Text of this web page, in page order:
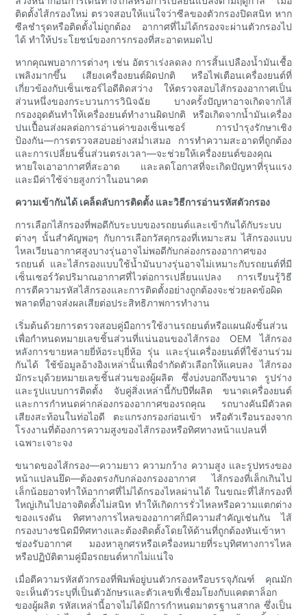
ติดตั้งไส้กรองใหม่ ตรวจสอบให้แน่ใจว่าซีลของตัวกรองปิดสนิท หาก
ซีลชำรุดหรือติดตั้งไม่ถูกต้อง อากาศที่ไม่ได้กรองจะผ่านตัวกรองไป
ได้ ทำให้ประโยชน์ของการกรองที่สะอาดหมดไป
หากคุณพบอาการต่างๆ เช่น อัตราเร่งลดลง การสิ้นเปลืองน้ำมันเชื้อ
เพลิงมากขึ้น เสียงเครื่องยนต์ผิดปกติ หรือไฟเตือนเครื่องยนต์ที่
เกี่ยวข้องกับเซ็นเซอร์ไอดีติดสว่าง ให้ตรวจสอบไส้กรองอากาศเป็น
ส่วนหนึ่งของกระบวนการวินิจฉัย บางครั้งปัญหาอาจเกิดจากไส้
กรองอุดตันทำให้เครื่องยนต์ทำงานผิดปกติ หรือเกิดจากน้ำมันเครื่อง
ปนเปื้อนส่งผลต่อการอ่านค่าของเซ็นเซอร์ การบำรุงรักษาเชิง
ป้องกัน—การตรวจสอบอย่างสม่ำเสมอ การทำความสะอาดที่ถูกต้อง
และการเปลี่ยนชิ้นส่วนตรงเวลา—จะช่วยให้เครื่องยนต์ของคุณ
หายใจเอาอากาศที่สะอาด และลดโอกาสที่จะเกิดปัญหาที่รุนแรง
และมีค่าใช้จ่ายสูงกว่าในอนาคต
ความเข้ากันได้ เคล็ดลับการติดตั้ง และวิธีการอ่านรหัสตัวกรอง
การเลือกไส้กรองที่พอดีกับระบบของรถยนต์และเข้ากันได้กับระบบ
ต่างๆ นั้นสำคัญพอๆ กับการเลือกวัสดุกรองที่เหมาะสม ไส้กรองแบบ
ไหลเวียนอากาศสูงบางรุ่นอาจไม่พอดีกับกล่องกรองอากาศของ
รถยนต์ และไส้กรองแบบใช้น้ำมันบางรุ่นอาจไม่เหมาะกับรถยนต์ที่มี
เซ็นเซอร์วัดปริมาณอากาศที่ไวต่อการเปลี่ยนแปลง การเรียนรู้วิธี
การตีความรหัสไส้กรองและการติดตั้งอย่างถูกต้องจะช่วยลดข้อผิด
พลาดที่อาจส่งผลเสียต่อประสิทธิภาพการทำงาน
เริ่มต้นด้วยการตรวจสอบคู่มือการใช้งานรถยนต์หรือแผนผังชิ้นส่วน
เพื่อกำหนดหมายเลขชิ้นส่วนที่แน่นอนของไส้กรอง OEM ไส้กรอง
หลังการขายหลายยี่ห้อระบุยี่ห้อ รุ่น และรุ่นเครื่องยนต์ที่ใช้งานร่วม
กันได้ ใช้ข้อมูลอ้างอิงเหล่านั้นเพื่อจำกัดตัวเลือกให้แคบลง ไส้กรอง
มักระบุด้วยหมายเลขชิ้นส่วนของผู้ผลิต ซึ่งบ่งบอกถึงขนาด รูปร่าง
และรูปแบบการติดตั้ง จับคู่สิ่งเหล่านี้กับปีที่ผลิต ขนาดเครื่องยนต์
และการกำหนดค่ากล่องกรองอากาศของรถคุณ รถบางคันมีตัวลด
เสียงสะท้อนในท่อไอดี ตะแกรงกรองก่อนเข้า หรือตัวเรือนรองจาก
โรงงานที่ต้องการความสูงของไส้กรองหรือทิศทางหน้าแปลนที่
เฉพาะเจาะจง
ขนาดของไส้กรอง—ความยาว ความกว้าง ความสูง และรูปทรงของ
หน้าแปลนยึด—ต้องตรงกับกล่องกรองอากาศ ไส้กรองที่เล็กเกินไป
เล็กน้อยอาจทำให้อากาศที่ไม่ได้กรองไหลผ่านได้ ในขณะที่ไส้กรองที่
ใหญ่เกินไปอาจติดตั้งไม่สนิท ทำให้เกิดการรั่วไหลหรือความแตกต่าง
ของแรงดัน ทิศทางการไหลของอากาศก็มีความสำคัญเช่นกัน ไส้
กรองบางชนิดมีทิศทางและต้องติดตั้งโดยให้ด้านที่ถูกต้องหันเข้าหา
ช่องรับอากาศ มองหาลูกศรหรือเครื่องหมายที่ระบุทิศทางการไหล
หรือปฏิบัติตามคู่มือรถยนต์หากไม่แน่ใจ
เมื่อตีความรหัสตัวกรองที่พิมพ์อยู่บนตัวกรองหรือบรรจุภัณฑ์ คุณมัก
จะเห็นตัวระบุที่เป็นตัวอักษรและตัวเลขที่เชื่อมโยงกับแคตตาล็อก
ของผู้ผลิต รหัสเหล่านี้อาจไม่ได้มีการกำหนดมาตรฐานสากล ซึ่งเป็น